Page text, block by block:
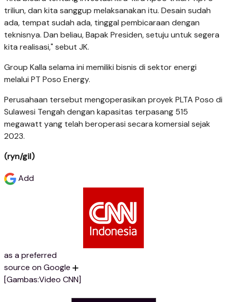
triliun, dan kita sanggup melaksanakan itu. Desain sudah
ada, tempat sudah ada, tinggal pembicaraan dengan
teknisnya. Dan beliau, Bapak Presiden, setuju untuk segera
kita realisasi," sebut JK.
Group Kalla selama ini memiliki bisnis di sektor energi
melalui PT Poso Energy.
Perusahaan tersebut mengoperasikan proyek PLTA Poso di
Sulawesi Tengah dengan kapasitas terpasang 515
megawatt yang telah beroperasi secara komersial sejak
2023.
(ryn/gil)
Add
as a preferred
source on Google
[Gambas:Video CNN]